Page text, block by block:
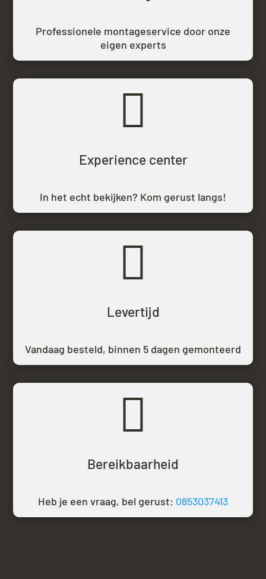
Professionele montageservice door onze
eigen experts

Experience center
In het echt bekijken? Kom gerust langs!

Levertijd
Vandaag besteld, binnen 5 dagen gemonteerd

Bereikbaarheid
Heb je een vraag, bel gerust: 0853037413